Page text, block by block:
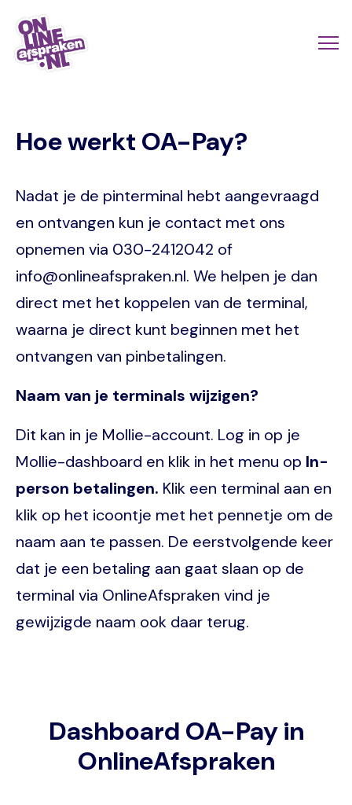
Naar
hoofdinhoud
Hoe werkt OA-Pay?
Nadat je de pinterminal hebt aangevraagd
en ontvangen kun je contact met ons
opnemen via 030-2412042 of
info@onlineafspraken.nl. We helpen je dan
direct met het koppelen van de terminal,
waarna je direct kunt beginnen met het
ontvangen van pinbetalingen.
Naam van je terminals wijzigen?
Dit kan in je Mollie-account. Log in op je
Mollie-dashboard en klik in het menu op In-
person betalingen. Klik een terminal aan en
klik op het icoontje met het pennetje om de
naam aan te passen. De eerstvolgende keer
dat je een betaling aan gaat slaan op de
terminal via OnlineAfspraken vind je
gewijzigde naam ook daar terug.
Dashboard OA-Pay in
OnlineAfspraken